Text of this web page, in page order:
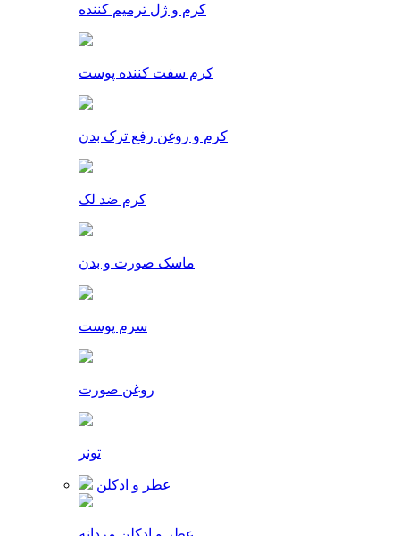
کرم و ژل ترمیم کننده
کرم سفت کننده پوست
کرم و روغن رفع ترک بدن
کرم ضد لک
ماسک صورت و بدن
سرم پوست
روغن صورت
تونر
عطر و ادکلن